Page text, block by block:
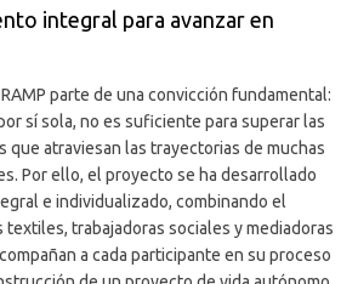
integral para avanzar en
parte de una convicción fundamental:
sí sola, no es suficiente para superar las
que atraviesan las trayectorias de muchas
Por ello, el proyecto se ha desarrollado
e individualizado, combinando el
textiles, trabajadoras sociales y mediadoras
a cada participante en su proceso